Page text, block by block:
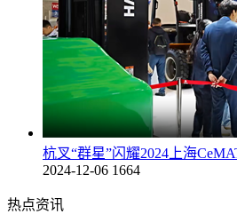
杭叉“群星”闪耀2024上海
2024-12-06 1664
热点资讯